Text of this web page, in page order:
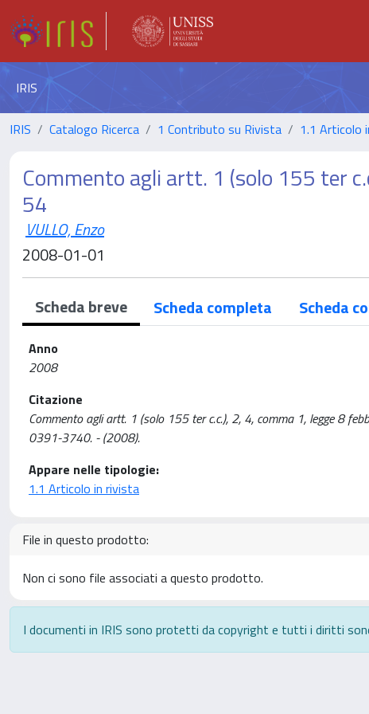
IRIS
IRIS Catalogo Ricerca 1 Contributo su Rivista 1.1 Articolo
Commento agli artt. 1 (solo 155 ter
54
VULLO, Enzo
2008-01-01
Scheda breve Scheda completa Scheda
Anno
2008
Citazione
Commento agli artt. 1 (solo 155 ter c.c.), 2, 4, comma 1, legge 8
0391-3740. - (2008).
Appare nelle tipologie:
1.1 Articolo in rivista
File in questo prodotto:
Non ci sono file associati a questo prodotto.
I documenti in IRIS sono protetti da copyright e tutti i diritti